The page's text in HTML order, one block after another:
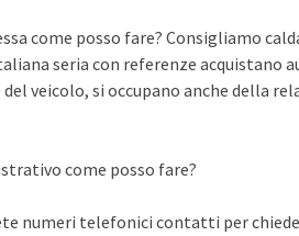
come posso fare? Consigliamo
seria con referenze acquistano
veicolo, si occupano anche della
come posso fare?
numeri telefonici contatti per